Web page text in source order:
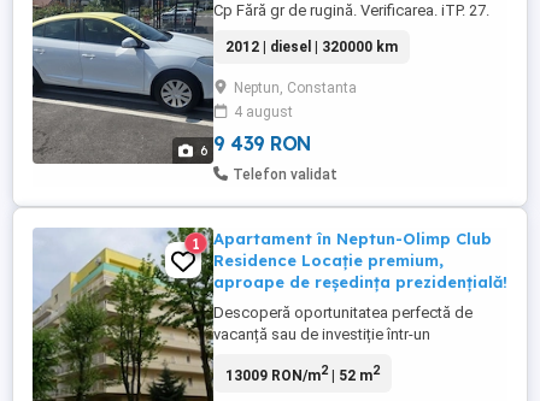
6
Cp Fără gr de rugină. Verificarea. iTP. 27.
2012 | diesel | 320000 km
Neptun, Constanta
4 august
9 439 RON
Telefon validat
1
Apartament în Neptun-Olimp Club
Residence Locație premium,
aproape de reședința prezidențială!
Descoperă oportunitatea perfectă de
vacanță sau de investiție într-un
inima stațiunii Neptun-Olimp, într-un
13009 RON/m2| 52 m2